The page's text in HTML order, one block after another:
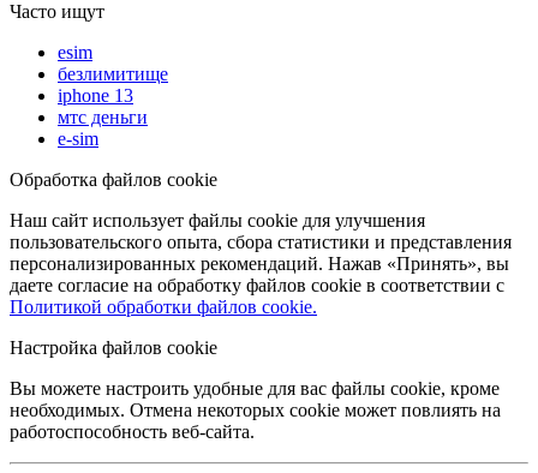
Часто ищут
esim
безлимитище
iphone 13
мтс деньги
e-sim
Обработка файлов cookie
Наш сайт использует файлы cookie для улучшения
пользовательского опыта, сбора статистики и представления
персонализированных рекомендаций. Нажав «Принять», вы
даете согласие на обработку файлов cookie в соответствии с
Политикой обработки файлов cookie.
Настройка файлов cookie
Вы можете настроить удобные для вас файлы cookie, кроме
необходимых. Отмена некоторых cookie может повлиять на
работоспособность веб-сайта.